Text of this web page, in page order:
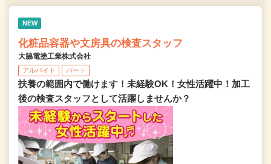
NEW
化粧品容器や文房具の検査スタッフ
大脇電塗工業株式会社
アルバイト パート
扶養の範囲内で働けます！未経験OK！女性活躍中！加工
後の検査スタッフとして活躍しませんか？